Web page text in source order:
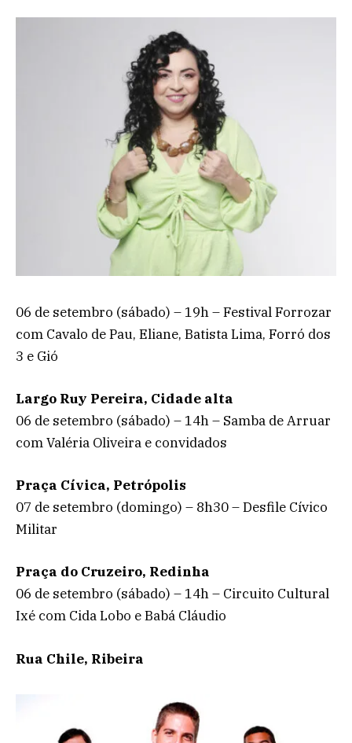
06 de setembro (sábado) – 19h – Festival Forrozar
com Cavalo de Pau, Eliane, Batista Lima, Forró dos
3 e Gió
Largo Ruy Pereira, Cidade alta
06 de setembro (sábado) – 14h – Samba de Arruar
com Valéria Oliveira e convidados
Praça Cívica, Petrópolis
07 de setembro (domingo) – 8h30 – Desfile Cívico
Militar
Praça do Cruzeiro, Redinha
06 de setembro (sábado) – 14h – Circuito Cultural
Ixé com Cida Lobo e Babá Cláudio
Rua Chile, Ribeira